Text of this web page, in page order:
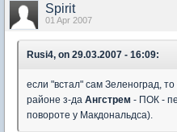
Spirit
01 Apr 2007
Rusi4, on 29.03.2007 - 16:09:
если "встал" сам Зеленоград,
районе з-да Ангстрем - ПОК -
повороте у Макдональдса).